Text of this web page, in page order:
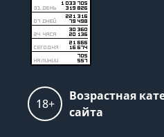
18+
Возрастная
сайта